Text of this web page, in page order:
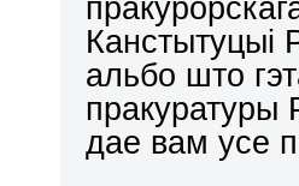
Канстытуцыi
альбо што
пракуратуры
дае вам усе